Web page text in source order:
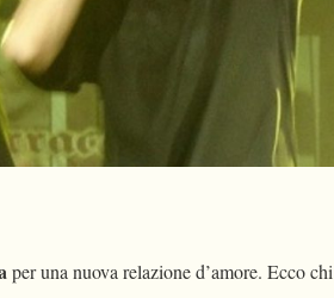
per una nuova relazione d’amore. Ecco chi